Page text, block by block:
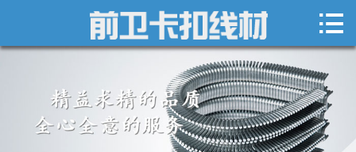
 网站首页
关于我们
新闻中心
产品展示
